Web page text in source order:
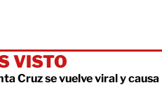
VISTO
Cruz se vuelve viral y causa